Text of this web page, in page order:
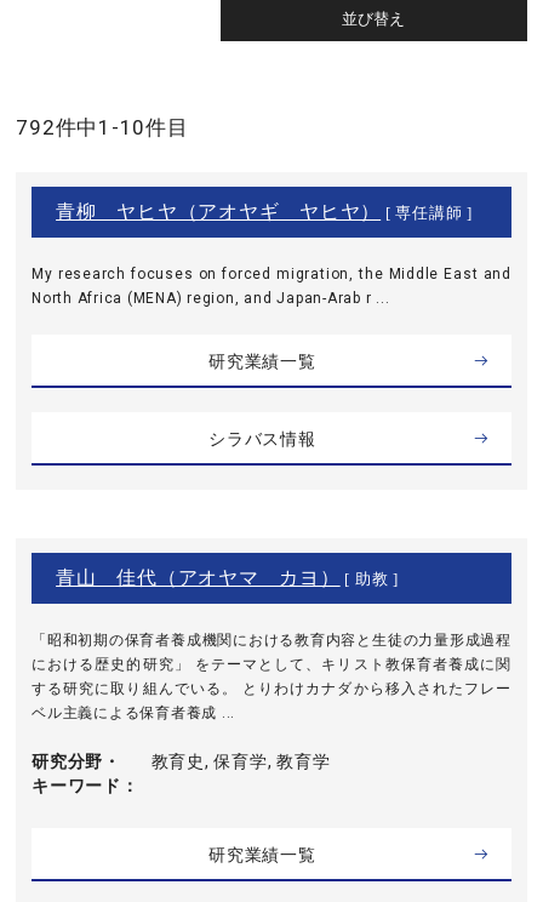
792件中1-10件目
青柳 ヤヒヤ（アオヤギ ヤヒヤ） [ 専任講師 ]
My research focuses on forced migration, the Middle East and
North Africa (MENA) region, and Japan-Arab r ...
研究業績一覧
シラバス情報
青山 佳代（アオヤマ カヨ） [ 助教 ]
「昭和初期の保育者養成機関における教育内容と生徒の力量形成過程
における歴史的研究」 をテーマとして、キリスト教保育者養成に関
する研究に取り組んでいる。 とりわけカナダから移入されたフレー
ベル主義による保育者養成 ...
研究分野・
キーワード
教育史, 保育学, 教育学
研究業績一覧